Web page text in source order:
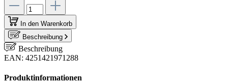
In den Warenkorb
Beschreibung
Beschreibung
EAN: 4251421971288
Produktinformationen